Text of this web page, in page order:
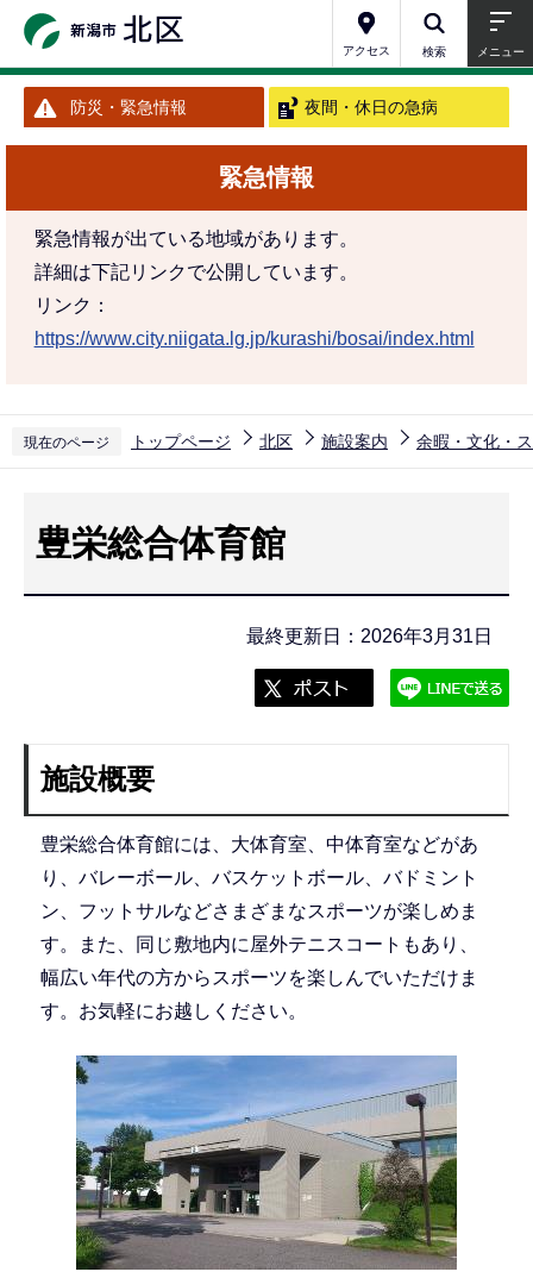
ジ
先
アクセス 検索 メニュー
防災・緊急情報 夜間・休日の急病
緊急情報
緊急情報が出ている地域があります。
詳細は下記リンクで公開しています。
リンク：
https://www.city.niigata.lg.jp/kurashi/bosai/index.html
現在のページ トップページ 北区 施設案内 余暇・文化・
豊栄総合体育館
最終更新日：2026年3月31日
施設概要
豊栄総合体育館には、大体育室、中体育室などがあ
り、バレーボール、バスケットボール、バドミント
ン、フットサルなどさまざまなスポーツが楽しめま
す。また、同じ敷地内に屋外テニスコートもあり、
幅広い年代の方からスポーツを楽しんでいただけま
す。お気軽にお越しください。